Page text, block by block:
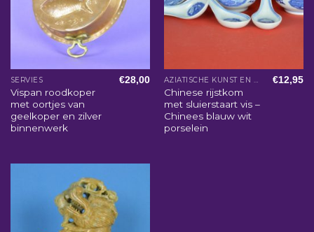
SERVIES
Vispan roodkoper
met oortjes van
geelkoper en zilver
binnenwerk
€28,00 AZIATISCHE KUNST EN WOONACCESSOIRES
Chinese rijstkom
met sluierstaart vis –
Chinees blauw wit
porselein
€12,95